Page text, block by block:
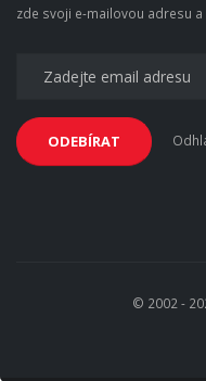
zde svoji e-mailovou adresu
ODEBÍRAT
© 2002 -